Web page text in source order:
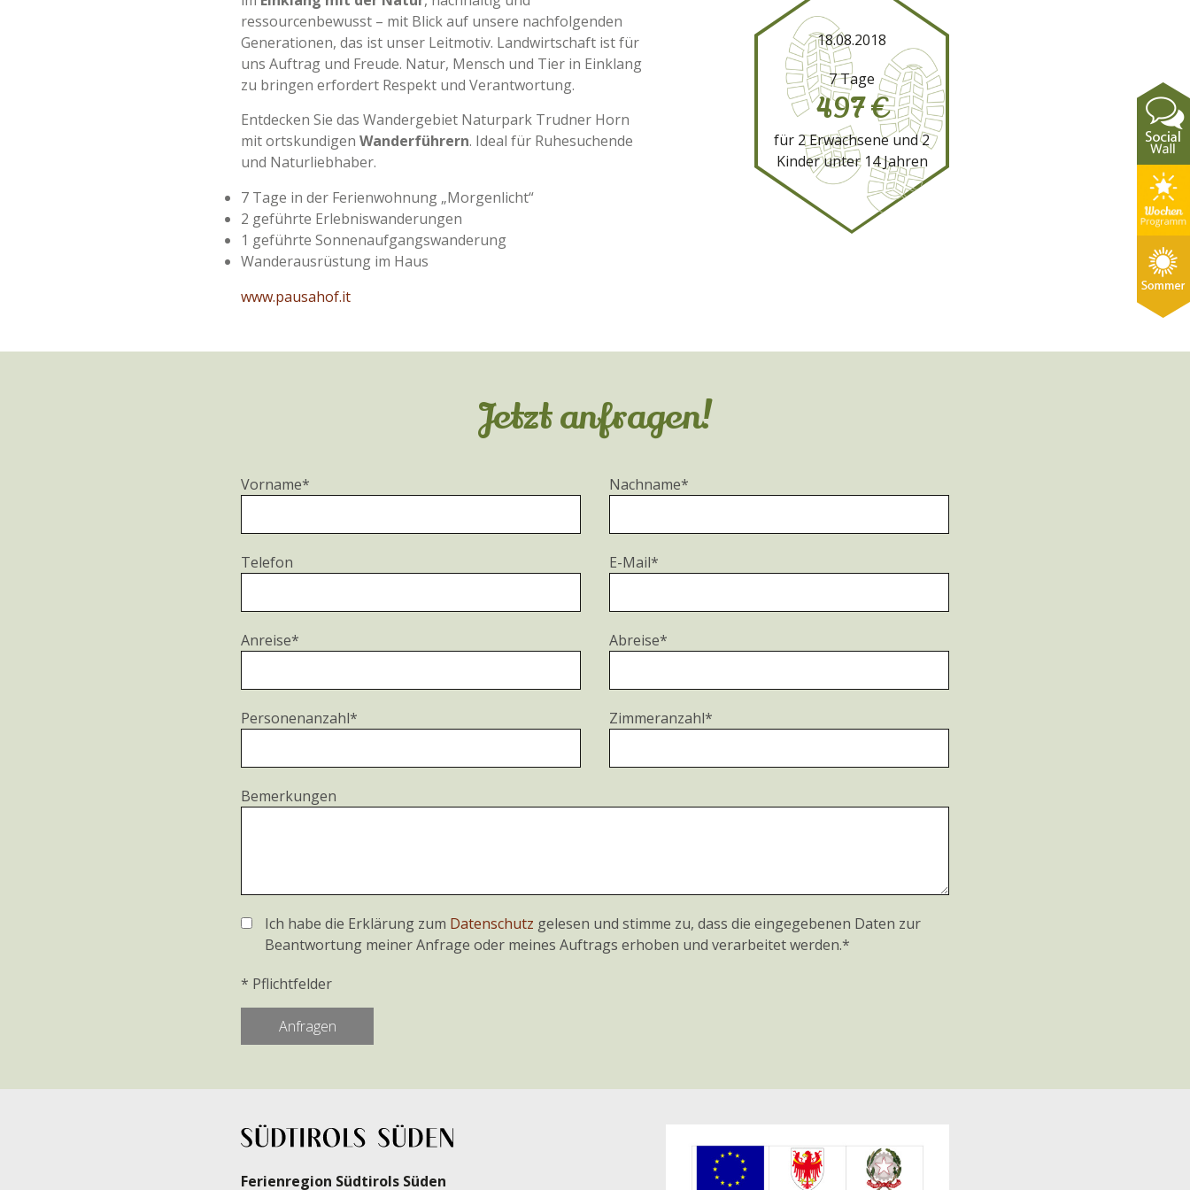
ressourcenbewusst – mit Blick auf unsere nachfolgenden
Generationen, das ist unser Leitmotiv. Landwirtschaft ist für
uns Auftrag und Freude. Natur, Mensch und Tier in Einklang
zu bringen erfordert Respekt und Verantwortung.
Entdecken Sie das Wandergebiet Naturpark Trudner Horn
mit ortskundigen Wanderführern. Ideal für Ruhesuchende
und Naturliebhaber.
7 Tage in der Ferienwohnung „Morgenlicht“
2 geführte Erlebniswanderungen
1 geführte Sonnenaufgangswanderung
Wanderausrüstung im Haus
www.pausahof.it
18.08.2018
7 Tage
497 €
für 2 Erwachsene und 2
Kinder unter 14 Jahren
Jetzt anfragen!
Vorname* Nachname*
Telefon E-Mail*
Anreise* Abreise*
Personenanzahl* Zimmeranzahl*
Bemerkungen
Ich habe die Erklärung zum Datenschutz gelesen und stimme zu, dass die eingegebenen Daten zur
Beantwortung meiner Anfrage oder meines Auftrags erhoben und verarbeitet werden.*
* Pflichtfelder
Ferienregion Südtirols Süden